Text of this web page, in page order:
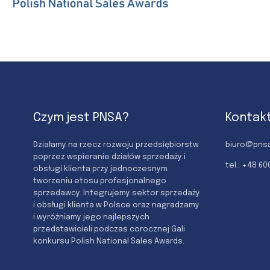
Czym jest PNSA?
Działamy na rzecz rozwoju przedsiębiorstw
poprzez wspieranie działów sprzedaży i
obsługi klienta przy jednoczesnym
tworzeniu etosu profesjonalnego
sprzedawcy. Integrujemy sektor sprzedaży
i obsługi klienta w Polsce oraz nagradzamy
i wyróżniamy jego najlepszych
przedstawicieli podczas corocznej Gali
konkursu Polish National Sales Awards.
tel.: +48